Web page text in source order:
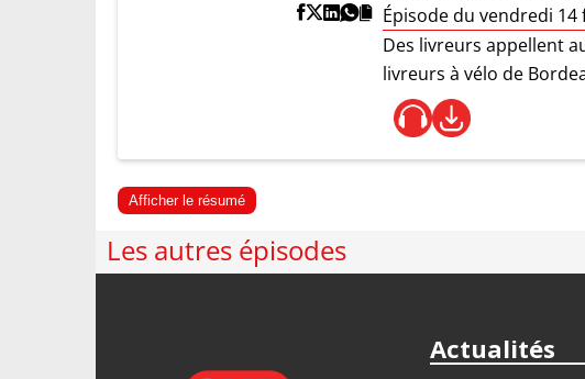
Épisode du vendredi 14
Des livreurs appellent
livreurs à vélo de
Afficher le résumé
Les autres épisodes
Actualités